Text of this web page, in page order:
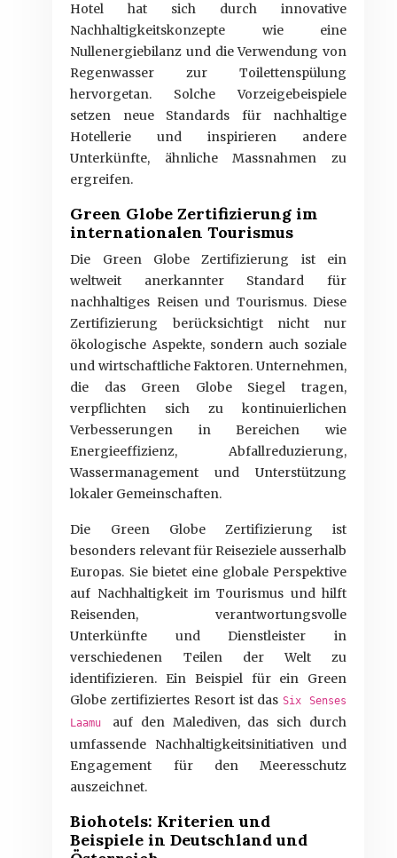
Hotel hat sich durch innovative
Nachhaltigkeitskonzepte wie eine
Nullenergiebilanz und die Verwendung von
Regenwasser zur Toilettenspülung
hervorgetan. Solche Vorzeigebeispiele
setzen neue Standards für nachhaltige
Hotellerie und inspirieren andere
Unterkünfte, ähnliche Massnahmen zu
ergreifen.
Green Globe Zertifizierung im
internationalen Tourismus
Die Green Globe Zertifizierung ist ein
weltweit anerkannter Standard für
nachhaltiges Reisen und Tourismus. Diese
Zertifizierung berücksichtigt nicht nur
ökologische Aspekte, sondern auch soziale
und wirtschaftliche Faktoren. Unternehmen,
die das Green Globe Siegel tragen,
verpflichten sich zu kontinuierlichen
Verbesserungen in Bereichen wie
Energieeffizienz, Abfallreduzierung,
Wassermanagement und Unterstützung
lokaler Gemeinschaften.
Die Green Globe Zertifizierung ist
besonders relevant für Reiseziele ausserhalb
Europas. Sie bietet eine globale Perspektive
auf Nachhaltigkeit im Tourismus und hilft
Reisenden, verantwortungsvolle
Unterkünfte und Dienstleister in
verschiedenen Teilen der Welt zu
identifizieren. Ein Beispiel für ein Green
Globe zertifiziertes Resort ist dasSix Senses
Laamu auf den Malediven, das sich durch
umfassende Nachhaltigkeitsinitiativen und
Engagement für den Meeresschutz
auszeichnet.
Biohotels: Kriterien und
Beispiele in Deutschland und